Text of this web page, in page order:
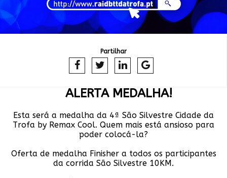
Partilhar
ALERTA MEDALHA!
Esta será a medalha da 4ª São Silvestre Cidade da
Trofa by Remax Cool. Quem mais está ansioso para
poder colocá-la?
Oferta de medalha Finisher a todos os participantes
da corrida São Silvestre 10KM.